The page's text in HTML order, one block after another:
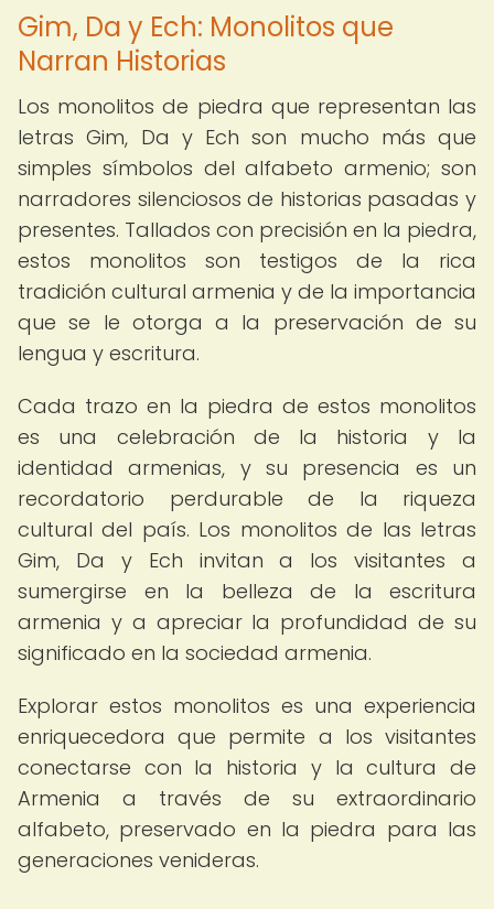
Gim, Da y Ech: Monolitos que
Narran Historias
Los monolitos de piedra que representan las
letras Gim, Da y Ech son mucho más que
simples símbolos del alfabeto armenio; son
narradores silenciosos de historias pasadas y
presentes. Tallados con precisión en la piedra,
estos monolitos son testigos de la rica
tradición cultural armenia y de la importancia
que se le otorga a la preservación de su
lengua y escritura.
Cada trazo en la piedra de estos monolitos
es una celebración de la historia y la
identidad armenias, y su presencia es un
recordatorio perdurable de la riqueza
cultural del país. Los monolitos de las letras
Gim, Da y Ech invitan a los visitantes a
sumergirse en la belleza de la escritura
armenia y a apreciar la profundidad de su
significado en la sociedad armenia.
Explorar estos monolitos es una experiencia
enriquecedora que permite a los visitantes
conectarse con la historia y la cultura de
Armenia a través de su extraordinario
alfabeto, preservado en la piedra para las
generaciones venideras.